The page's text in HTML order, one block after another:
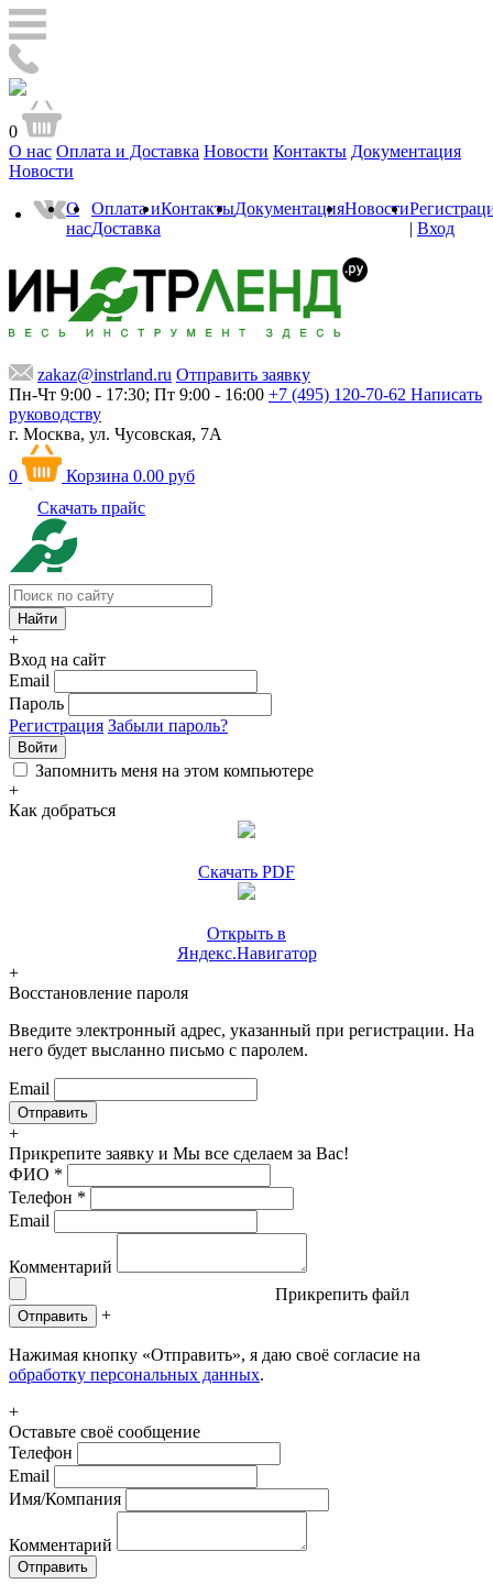
0
О нас Оплата и Доставка Новости Контакты Документация
Новости
О
нас
Оплата и
Доставка
КонтактыДокументацияНовости
| Вход
zakaz@instrland.ru Отправить заявку
Пн-Чт 9:00 - 17:30; Пт 9:00 - 16:00 +7 (495) 120-70-62 Написать
руководству
г. Москва, ул. Чусовская, 7А
0 Корзина 0.00 руб
Скачать прайс
+
Вход на сайт
Email
Пароль
Регистрация Забыли пароль?
Войти
Запомнить меня на этом компьютере
+
Как добраться
Скачать PDF
Открыть в
Яндекс.Навигатор
+
Восстановление пароля
Введите электронный адрес, указанный при регистрации. На
него будет высланно письмо с паролем.
Email
+
Прикрепите заявку и Мы все сделаем за Вас!
ФИО *
Телефон *
Email
Комментарий
Прикрепить файл
Отправить +
Нажимая кнопку «Отправить», я даю своё согласие на
обработку персональных данных.
+
Оставьте своё сообщение
Телефон
Email
Имя/Компания
Комментарий
Отправить